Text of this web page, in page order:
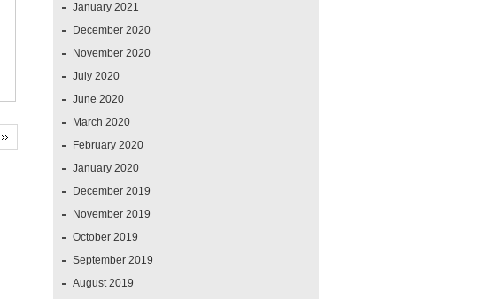
January 2021
December 2020
November 2020
July 2020
June 2020
March 2020
February 2020
January 2020
December 2019
November 2019
October 2019
September 2019
August 2019